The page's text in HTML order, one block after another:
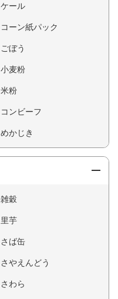
ケール
コーン紙パック
ごぼう
小麦粉
米粉
コンビーフ
めかじき
雑穀
里芋
さば缶
さやえんどう
さわら